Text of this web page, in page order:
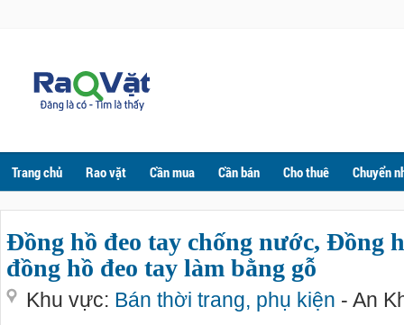
Trang chủ Rao vặt Cần mua Cần bán Cho thuê Chuyển
Đồng hồ đeo tay chống nước, Đồng
đồng hồ đeo tay làm bằng gỗ
Khu vực: Bán thời trang, phụ kiện - An